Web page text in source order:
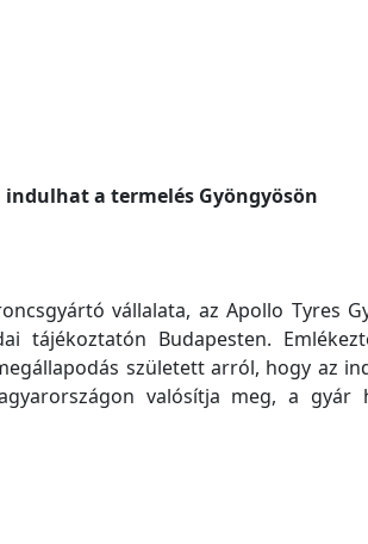
a termelés Gyöngyösön
vállalata, az Apollo Tyres
tájékoztatón Budapesten.
született arról, hogy az
valósítja meg, a gyár